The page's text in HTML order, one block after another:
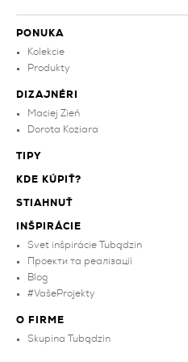
PONUKA
Kolekcie
Produkty
DIZAJNÉRI
Maciej Zień
Dorota Koziara
TIPY
KDE KÚPIŤ?
STIAHNUŤ
INŠPIRÁCIE
Svet inšpirácie Tubądzin
Проекти та реалізації
Blog
#VašeProjekty
O FIRME
Skupina Tubądzin